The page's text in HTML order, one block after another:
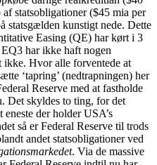
statsobligationer ($45 mia per
statsgælden kunstigt nede. Dette
Easing (QE) har kørt i 3
har ikke haft nogen
ikke. Hvor alle forventede at
‘tapring’ (nedtrapningen) her
Reserve med at fastholde
Det skyldes to ting, for det
der holder USA’s
så er Federal Reserve til trods
andet statsobligationer ved
. Via de massive